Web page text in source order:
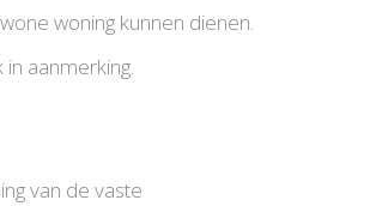
woning kunnen dienen.
aanmerking.
van de vaste